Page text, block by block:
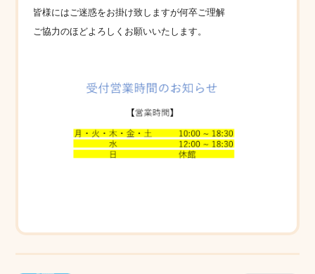
皆様にはご迷惑をお掛け致しますが何卒ご理解
ご協力のほどよろしくお願いいたします。